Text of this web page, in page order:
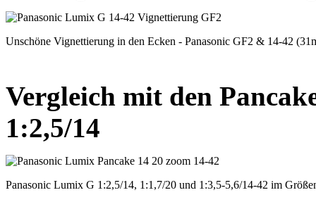
Unschöne Vignettierung in den Ecken - Panasonic GF2 & 14-42
Vergleich mit den
1:2,5/14
Panasonic Lumix G 1:2,5/14, 1:1,7/20 und 1:3,5-5,6/14-42 im